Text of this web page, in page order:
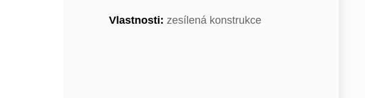
Vlastnosti: zesílená konstrukce